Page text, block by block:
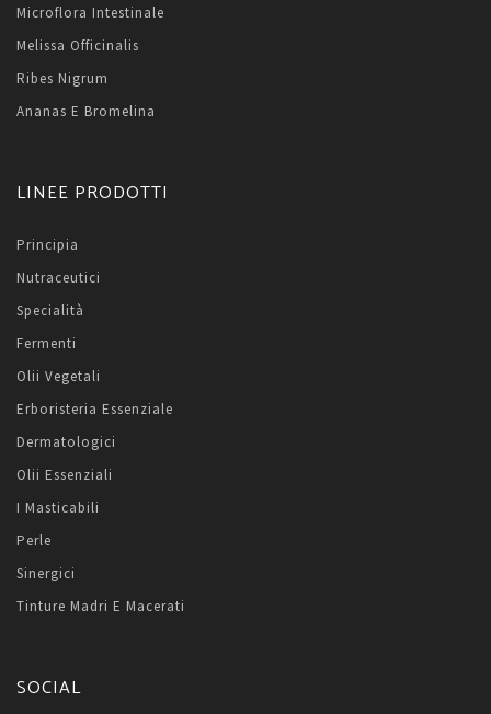
Microflora Intestinale
Melissa Officinalis
Ribes Nigrum
Ananas E Bromelina
LINEE PRODOTTI
Principia
Nutraceutici
Specialità
Fermenti
Olii Vegetali
Erboristeria Essenziale
Dermatologici
Olii Essenziali
I Masticabili
Perle
Sinergici
Tinture Madri E Macerati
SOCIAL